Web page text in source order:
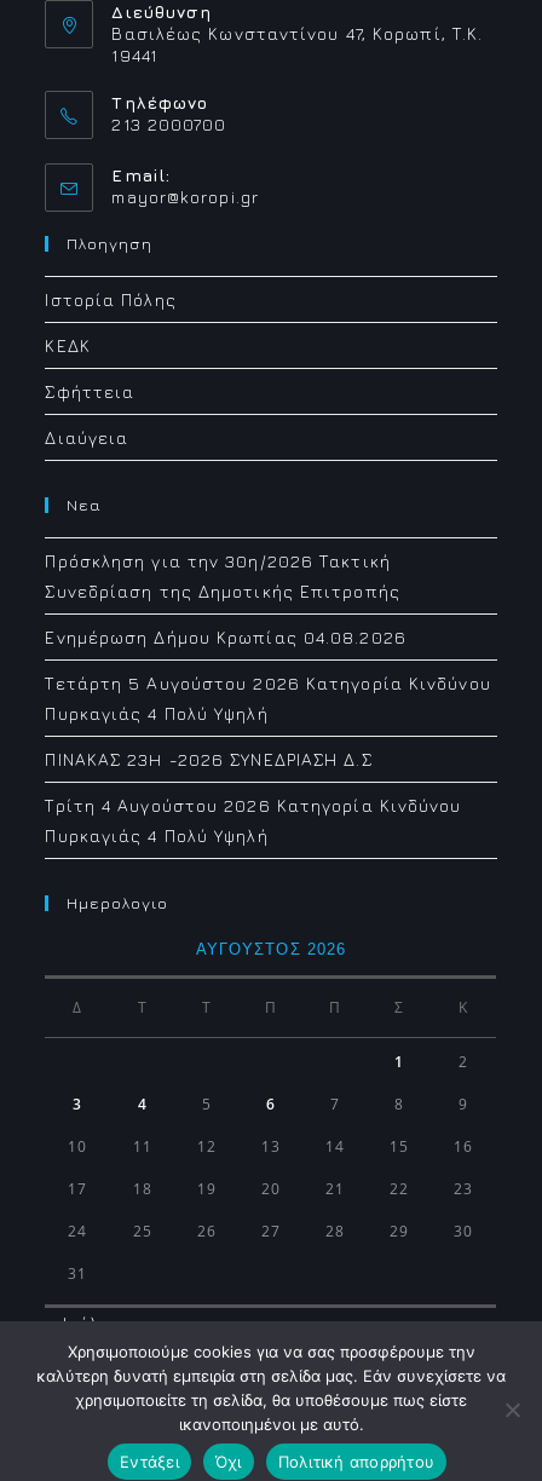
Διεύθυνση
Βασιλέως Κωνσταντίνου 47, Κορωπί, Τ.Κ.
19441
Τηλέφωνο
213 2000700
Email:
mayor@koropi.grOpens
Πλοηγηση
Ιστορία Πόλης
ΚΕΔΚ
Σφήττεια
Διαύγεια
Νεα
Πρόσκληση για την 30η/2026 Τακτική
Συνεδρίαση της Δημοτικής Επιτροπής
Ενημέρωση Δήμου Κρωπίας 04.08.2026
Τετάρτη 5 Αυγούστου 2026 Κατηγορία Κινδύνου
Πυρκαγιάς 4 Πολύ Υψηλή
ΠΙΝΑΚΑΣ 23H -2026 ΣΥΝΕΔΡΙΑΣΗ Δ.Σ
Τρίτη 4 Αυγούστου 2026 Κατηγορία Κινδύνου
Πυρκαγιάς 4 Πολύ Υψηλή
Ημερολογιο
ΑΎΓΟΥΣΤΟΣ 2026
Δ Τ Τ Π Π Σ Κ
1 2
3 4 5 6 7 8 9
10 11 12 13 14 15 16
17 18 19 20 21 22 23
24 25 26 27 28 29 30
31
« Ιούλ
Municipality of Koropi © 2026
Χρησιμοποιούμε cookies για να σας προσφέρουμε την
καλύτερη δυνατή εμπειρία στη σελίδα μας. Εάν συνεχίσετε να
χρησιμοποιείτε τη σελίδα, θα υποθέσουμε πως είστε
ικανοποιημένοι με αυτό.
Εντάξει
Όχι Πολιτική απορρήτου